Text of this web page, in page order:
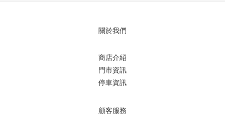
關於我們
商店介紹
門市資訊
停車資訊
顧客服務